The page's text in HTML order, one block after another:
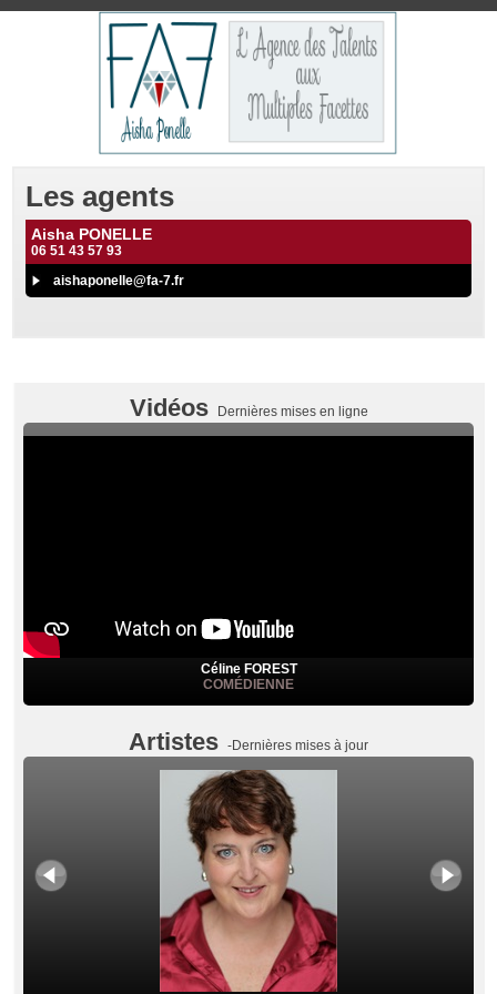
Les agents
Aisha PONELLE
06 51 43 57 93
aishaponelle@fa-7.fr
Vidéos Dernières mises en ligne
Céline FOREST
COMÉDIENNE
Artistes -Dernières mises à jour